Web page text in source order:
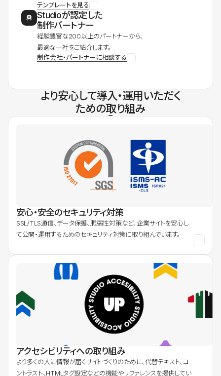
テンプレートを見る
Studioが認定した
制作パートナー
経験豊富な200以上のパートナーから、
最適な一社をご紹介します。
制作会社・パートナーに相談する
より安心して導入・運用いただく
ための取り組み
安心・安全のセキュリティ対策
SSL/TLS通信、データ保護、脆弱性対策など、企業サイトを安心し
て公開・運用するためのセキュリティ対策に取り組んでいます。
アクセシビリティへの取り組み
より多くの人に情報が届くサイトづくりのために、代替テキスト、コ
ントラスト、HTMLタグ設定などの機能やリファレンスを提供してい